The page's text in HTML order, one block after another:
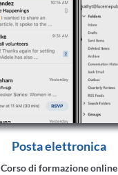
Posta elettronica
Corso di formazione online